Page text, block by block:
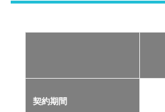
おす
サー
TOP
契約期間